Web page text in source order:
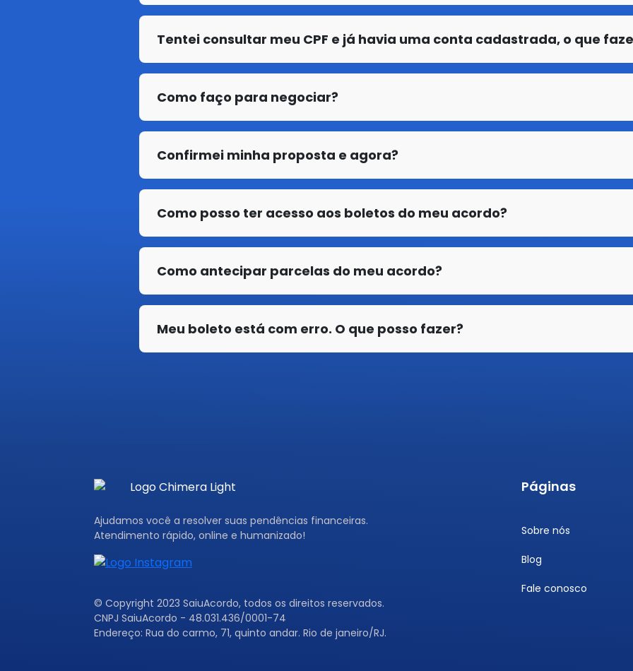
Tentei consultar meu CPF e já havia uma conta cadastrada, o que
Como faço para negociar?
Confirmei minha proposta e agora?
Como posso ter acesso aos boletos do meu acordo?
Como antecipar parcelas do meu acordo?
Meu boleto está com erro. O que posso fazer?
Ajudamos você a resolver suas pendências financeiras.
Atendimento rápido, online e humanizado!
© Copyright 2023 SaiuAcordo, todos os direitos reservados.
CNPJ SaiuAcordo - 48.031.436/0001-74
Endereço: Rua do carmo, 71, quinto andar. Rio de janeiro/RJ.
Páginas
Sobre nós
Blog
Fale conosco